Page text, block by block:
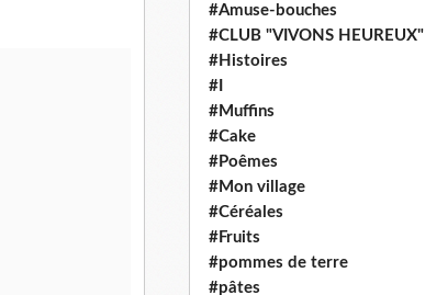
#Amuse-bouches
#CLUB "VIVONS HEUREUX"
#Histoires
#I
#Muffins
#Cake
#Poêmes
#Mon village
#Céréales
#Fruits
#pommes de terre
#pâtes